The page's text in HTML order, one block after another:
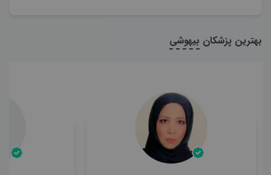
بهترین پزشکان بیهوشی